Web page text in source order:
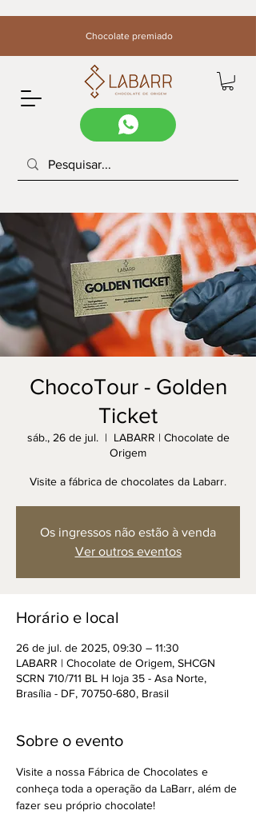
Chocolate premiado
ChocoTour - Golden
Ticket
sáb., 26 de jul.
  |
LABARR | Chocolate de
Origem
Visite a fábrica de chocolates da Labarr.
Os ingressos não estão à venda
Ver outros eventos
Horário e local
26 de jul. de 2025, 09:30 – 11:30
LABARR | Chocolate de Origem, SHCGN
SCRN 710/711 BL H loja 35 - Asa Norte,
Brasília - DF, 70750-680, Brasil
Sobre o evento
Visite a nossa Fábrica de Chocolates e
conheça toda a operação da LaBarr, além de
fazer seu próprio chocolate!